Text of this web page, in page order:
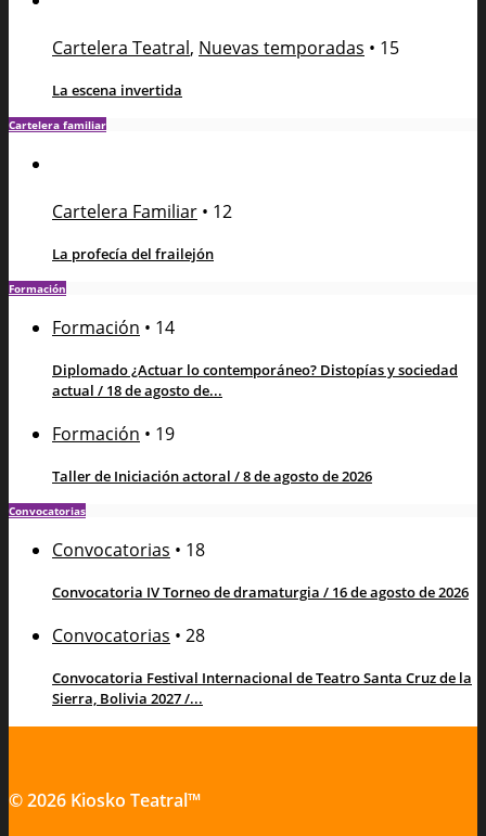
Cartelera Teatral, Nuevas temporadas • 15
La escena invertida
Cartelera familiar
Cartelera Familiar • 12
La profecía del frailejón
Formación
Formación • 14
Diplomado ¿Actuar lo contemporáneo? Distopías y sociedad
actual / 18 de agosto de...
Formación • 19
Taller de Iniciación actoral / 8 de agosto de 2026
Convocatorias
Convocatorias • 18
Convocatoria IV Torneo de dramaturgia / 16 de agosto de 2026
Convocatorias • 28
Convocatoria Festival Internacional de Teatro Santa Cruz de la
Sierra, Bolivia 2027 /...
© 2026 Kiosko Teatral™